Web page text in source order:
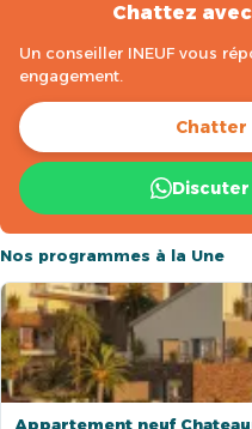
Chattez
Un conseiller INEUF vous
engagement.
Nos programmes à la Une
Appartement neuf